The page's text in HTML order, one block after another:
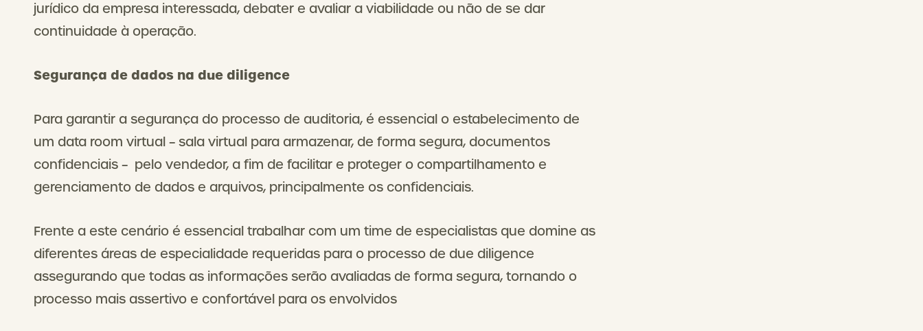
jurídico da empresa interessada, debater e avaliar a viabilidade ou não de se dar
continuidade à operação.
Segurança de dados na due diligence
Para garantir a segurança do processo de auditoria, é essencial o estabelecimento de
um data room virtual – sala virtual para armazenar, de forma segura, documentos
confidenciais – pelo vendedor, a fim de facilitar e proteger o compartilhamento e
gerenciamento de dados e arquivos, principalmente os confidenciais.
Frente a este cenário é essencial trabalhar com um time de especialistas que domine as
diferentes áreas de especialidade requeridas para o processo de due diligence
assegurando que todas as informações serão avaliadas de forma segura, tornando o
processo mais assertivo e confortável para os envolvidos